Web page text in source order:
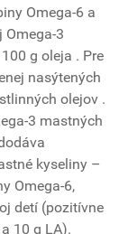
Omega-6 a
3
g oleja . Pre
nasýtených
olejov .
3 mastných
kyseliny –
Omega-6,
detí (pozitívne
10 g LA).